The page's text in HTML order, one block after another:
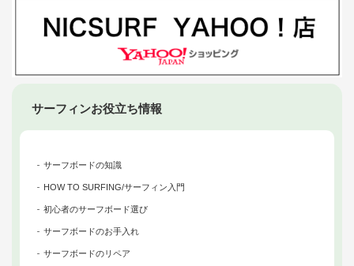
サーフィンお役立ち情報
サーフボードの知識
HOW TO SURFING/サーフィン入門
初心者のサーフボード選び
サーフボードのお手入れ
サーフボードのリペア